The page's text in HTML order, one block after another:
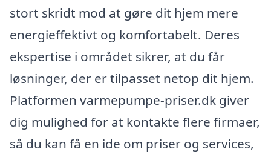
stort skridt mod at gøre dit hjem mere
energieffektivt og komfortabelt. Deres
ekspertise i området sikrer, at du får
løsninger, der er tilpasset netop dit hjem.
Platformen varmepumpe-priser.dk giver
dig mulighed for at kontakte flere firmaer,
så du kan få en ide om priser og services,